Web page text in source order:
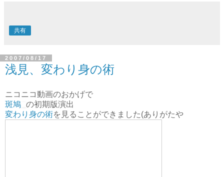
共有
2007/08/17
浅見、変わり身の術
ニコニコ動画のおかげで
斑鳩 の初期版演出
変わり身の術を見ることができました(ありがたや